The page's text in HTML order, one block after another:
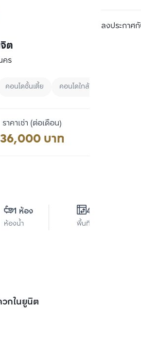
ลงประกาศกั
ต
คร
คอนโดชั้นเตี้ย คอนโดใกล้ BTS
ราคาเช่า (ต่อเดือน)
36,000 บาท
1 ห้อง
ห้องน้ำ
45 ตร.ม.
พื้นที่ใช้สอย
กในยูนิต
รียบเทียบ